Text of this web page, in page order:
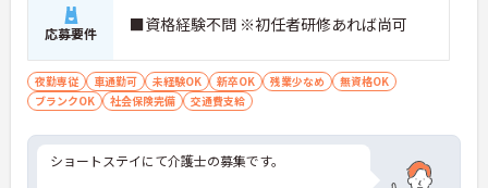
応募要件 ■資格経験不問 ※初任者研修あれば尚可
夜勤専従 車通勤可 未経験OK 新卒OK 残業少なめ
無資格OK
ブランクOK
社会保険完備 交通費支給
ショートステイにて介護士の募集です。